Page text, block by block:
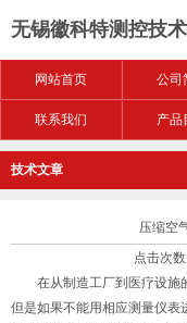
无锡徽科特测控技
网站首页 公司
联系我们 产品
技术文章
压缩空
点击次
在从制造工厂到医疗设施的
但是如果不能用相应测量仪表